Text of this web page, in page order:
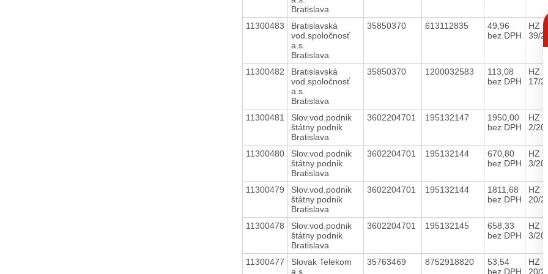
Bratislava
11300483
Bratislavská
vod.spoločnosť
a.s.
Bratislava
35850370 613112835
49,96
bez DPH
HZ
39/
11300482
Bratislavská
vod.spoločnosť
a.s.
Bratislava
35850370 1200032583
113,08
bez DPH
HZ
17/
11300481
Slov.vod.podnik
štátny podnik
Bratislava
3602204701 195132147
1950,00
bez DPH
HZ
2/
11300480
Slov.vod.podnik
štátny podnik
Bratislava
3602204701 195132144
670,80
bez DPH
HZ
3/
11300479
Slov.vod.podnik
štátny podnik
Bratislava
3602204701 195132144
1811,68
bez DPH
HZ
20/
11300478
Slov.vod.podnik
štátny podnik
Bratislava
3602204701 195132145
658,33
bez DPH
HZ
3/
11300477
Slovak Telekom
a.s.
35763469 8752918820
53,54
bez DPH
HZ
20/